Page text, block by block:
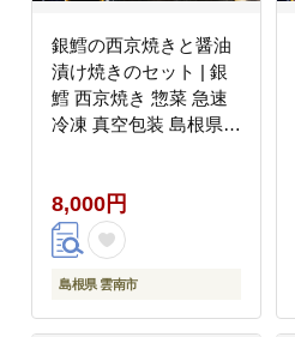
銀鱈の西京焼きと醤油
漬け焼きのセット | 銀
鱈 西京焼き 惣菜 急速
冷凍 真空包装 島根県雲
8,000円
島根県 雲南市